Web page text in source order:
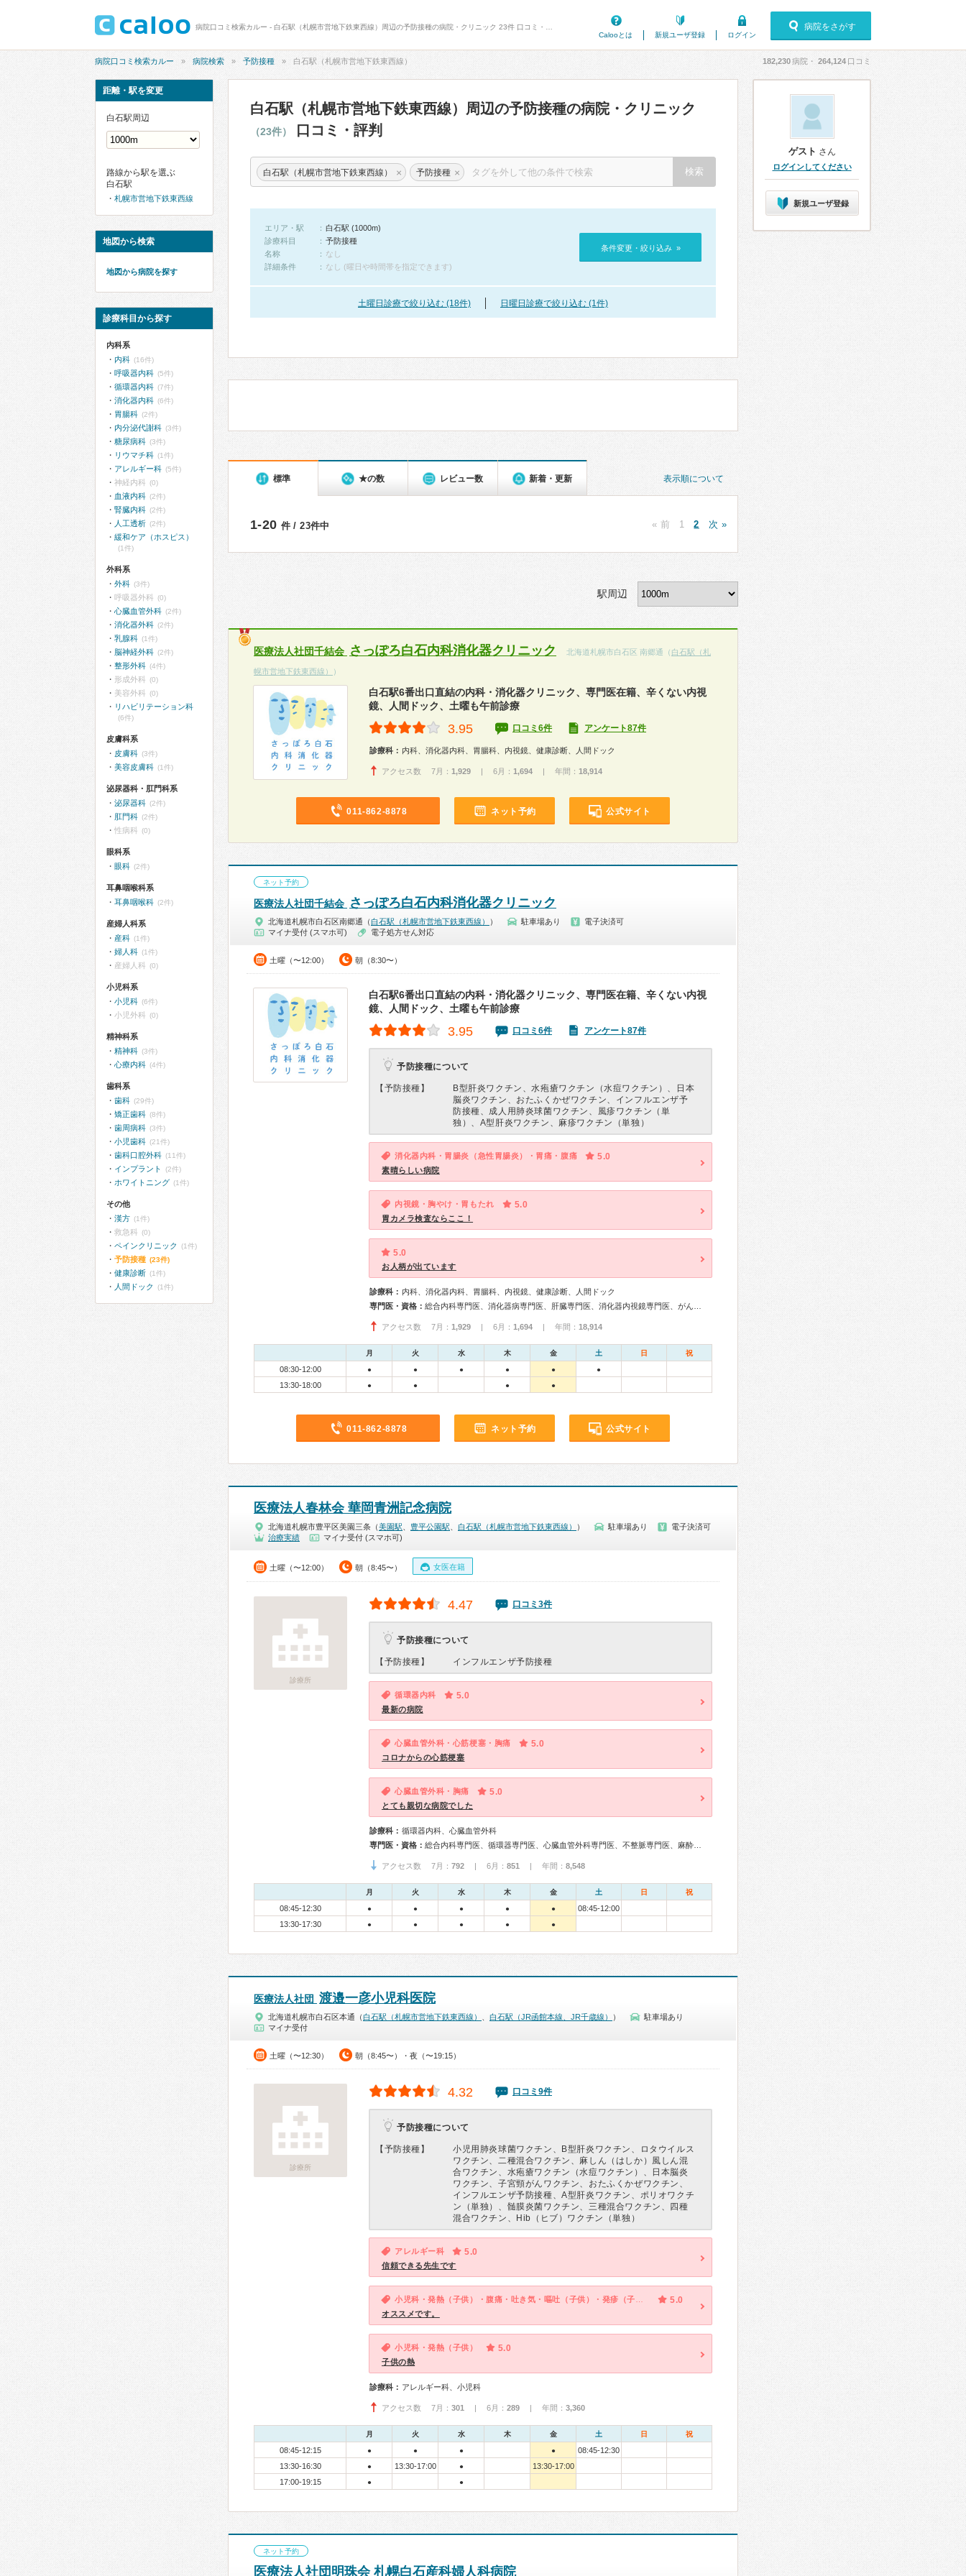
Calooとは
新規ユーザ登録 ログイン
病院をさがす
病院口コミ検索カルー 病院検索 予防接種 白石駅（札幌市営地下鉄東西線） 182,230病院・ 264,124 口コミ
白石駅（札幌市営地下鉄東西線）周辺の予防接種の病院・クリニック
（23件） 口コミ・評判
白石駅（札幌市営地下鉄東西線） × 予防接種 ×
エリア・駅
白石駅 (1000m)
診療科目
予防接種
名称
なし
詳細条件
なし (曜日や時間帯を指定できます)
条件変更・絞り込み »
土曜日診療で絞り込む (18件) 日曜日診療で絞り込む (1件)
表示順について
標準 ★の数 レビュー数 新着・更新
1-20 件 / 23件中 « 前 1 2 次 »
駅周辺
医療法人社団千結会 さっぽろ白石内科消化器クリニック 北海道札幌市白石区 南郷通（ 白石駅（札
幌市営地下鉄東西線） ）
白石駅6番出口直結の内科・消化器クリニック、専門医在籍、辛くない内視
鏡、人間ドック、土曜も午前診療
3.95 口コミ6件 アンケート87件
診療科： 内科、消化器内科、胃腸科、内視鏡、健康診断、人間ドック
アクセス数 7月： 1,929 | 6月： 1,694 | 年間： 18,914
011-862-8878 ネット予約 公式サイト
ネット予約
医療法人社団千結会 さっぽろ白石内科消化器クリニック
北海道札幌市白石区南郷通（白石駅（札幌市営地下鉄東西線） ） 駐車場あり
電子決済可
マイナ受付 (スマホ可)
電子処方せん対応
土曜（〜12:00） 朝（8:30〜）
白石駅6番出口直結の内科・消化器クリニック、専門医在籍、辛くない内視
鏡、人間ドック、土曜も午前診療
3.95 口コミ6件 アンケート87件
予防接種について
【予防接種】
B型肝炎ワクチン、水疱瘡ワクチン（水痘ワクチン）、日本
脳炎ワクチン、おたふくかぜワクチン、インフルエンザ予
防接種、成人用肺炎球菌ワクチン、風疹ワクチン（単
独）、A型肝炎ワクチン、麻疹ワクチン（単独）
消化器内科・胃腸炎（急性胃腸炎）・胃痛・腹痛 5.0
素晴らしい病院
内視鏡・胸やけ・胃もたれ 5.0
胃カメラ検査ならここ！
5.0
お人柄が出ています
診療科： 内科、消化器内科、胃腸科、内視鏡、健康診断、人間ドック
専門医・資格：
アクセス数 7月： 1,929 | 6月： 1,694 | 年間： 18,914
月 火 水 木 金 土 日 祝
08:30-12:00 ● ● ● ● ● ●
13:30-18:00 ● ● ● ●
011-862-8878 ネット予約 公式サイト
医療法人春林会 華岡青洲記念病院
北海道札幌市豊平区美園三条（美園駅 豊平公園駅 白石駅（札幌市営地下鉄東西線） ） 駐車場あり
電子決済可
治療実績
マイナ受付 (スマホ可)
土曜（〜12:00） 朝（8:45〜） 女医在籍
診療所
4.47 口コミ3件
予防接種について
【予防接種】 インフルエンザ予防接種
循環器内科 5.0
最新の病院
心臓血管外科・心筋梗塞・胸痛 5.0
コロナからの心筋梗塞
心臓血管外科・胸痛 5.0
とても親切な病院でした
診療科： 循環器内科、心臓血管外科
専門医・資格：
アクセス数 7月： 792 | 6月： 851 | 年間： 8,548
月 火 水 木 金 土 日 祝
08:45-12:30 ● ● ● ● ●
08:45-12:00
13:30-17:30
● ● ● ● ●
医療法人社団 渡邉一彦小児科医院
北海道札幌市白石区本通（白石駅（札幌市営地下鉄東西線） 白石駅（JR函館本線、JR千歳線） ）
駐車場あり
マイナ受付
土曜（〜12:30） 朝（8:45〜）・夜（〜19:15）
診療所
4.32 口コミ9件
予防接種について
【予防接種】
小児用肺炎球菌ワクチン、B型肝炎ワクチン、ロタウイルス
ワクチン、二種混合ワクチン、麻しん（はしか）風しん混
合ワクチン、水疱瘡ワクチン（水痘ワクチン）、日本脳炎
ワクチン、子宮頸がんワクチン、おたふくかぜワクチン、
インフルエンザ予防接種、A型肝炎ワクチン、ポリオワクチ
ン（単独）、髄膜炎菌ワクチン、三種混合ワクチン、四種
混合ワクチン、Hib（ヒブ）ワクチン（単独）
アレルギー科 5.0
信頼できる先生です
5.0
オススメです。
小児科・発熱（子供） 5.0
子供の熱
診療科： アレルギー科、小児科
アクセス数 7月： 301 | 6月： 289 | 年間： 3,360
月 火 水 木 金 土 日 祝
08:45-12:15 ● ● ● ●
08:45-12:30
13:30-16:30
● 13:30-17:00 ●
13:30-17:00
17:00-19:15
● ●
ネット予約
医療法人社団明珠会 札幌白石産科婦人科病院
距離・駅を変更
白石駅周辺
路線から駅を選ぶ
白石駅
札幌市営地下鉄東西線
地図から検索
地図から病院を探す
診療科目から探す
内科系
内科 (16件)
呼吸器内科 (5件)
循環器内科 (7件)
消化器内科 (6件)
胃腸科 (2件)
内分泌代謝科 (3件)
糖尿病科 (3件)
リウマチ科 (1件)
アレルギー科 (5件)
神経内科 (0)
血液内科 (2件)
腎臓内科 (2件)
人工透析 (2件)
緩和ケア（ホスピス）
(1件)
外科系
外科 (3件)
呼吸器外科 (0)
心臓血管外科 (2件)
消化器外科 (2件)
乳腺科 (1件)
脳神経外科 (2件)
整形外科 (4件)
形成外科 (0)
美容外科 (0)
リハビリテーション科
(6件)
皮膚科系
皮膚科 (3件)
美容皮膚科 (1件)
泌尿器科・肛門科系
泌尿器科 (2件)
肛門科 (2件)
性病科 (0)
眼科系
眼科 (2件)
耳鼻咽喉科系
耳鼻咽喉科 (2件)
産婦人科系
産科 (1件)
婦人科 (1件)
産婦人科 (0)
小児科系
小児科 (6件)
小児外科 (0)
精神科系
精神科 (3件)
心療内科 (4件)
歯科系
歯科 (29件)
矯正歯科 (8件)
歯周病科 (3件)
小児歯科 (21件)
歯科口腔外科 (11件)
インプラント (2件)
ホワイトニング (1件)
その他
漢方 (1件)
救急科 (0)
ペインクリニック (1件)
予防接種 (23件)
健康診断 (1件)
人間ドック (1件)
ゲスト さん
ログインしてください
新規ユーザ登録